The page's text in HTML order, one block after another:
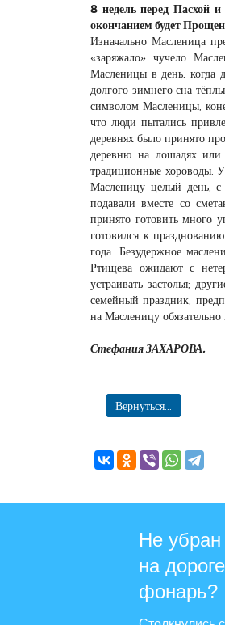
8 недель перед Пасхой
окончанием будет
Изначально Масленица
«заряжало» чучело
Масленицы в день, когда
долгого зимнего сна
символом Масленицы,
что люди пытались
деревнях было принято
деревню на лошадях
традиционные хороводы.
Масленицу целый день,
подавали вместе со
принято готовить много
готовился к
года. Безудержное
Ртищева ожидают с
устраивать застолья;
семейный праздник,
на Масленицу
Стефания ЗАХАРОВА.
Вернуться...
Не
на
фонарь?